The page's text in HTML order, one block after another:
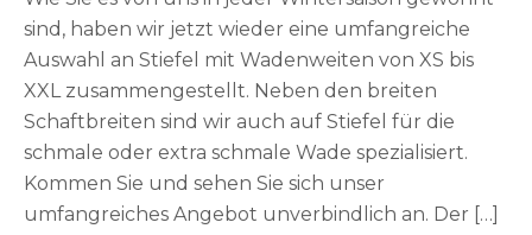
sind, haben wir jetzt wieder eine umfangreiche
Auswahl an Stiefel mit Wadenweiten von XS bis
XXL zusammengestellt. Neben den breiten
Schaftbreiten sind wir auch auf Stiefel für die
schmale oder extra schmale Wade spezialisiert.
Kommen Sie und sehen Sie sich unser
umfangreiches Angebot unverbindlich an. Der […]